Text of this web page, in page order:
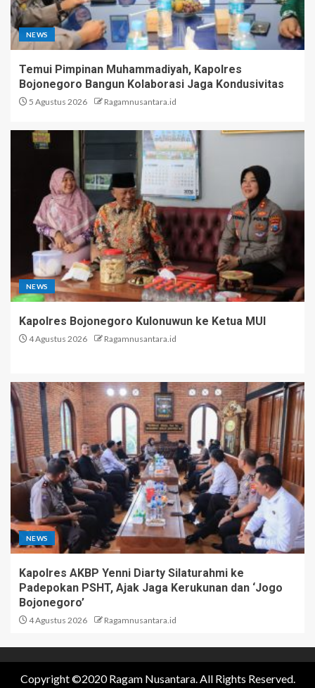
NEWS
Temui Pimpinan Muhammadiyah, Kapolres
Bojonegoro Bangun Kolaborasi Jaga Kondusivitas
5 Agustus 2026 Ragamnusantara.id
NEWS
Kapolres Bojonegoro Kulonuwun ke Ketua MUI
4 Agustus 2026 Ragamnusantara.id
NEWS
Kapolres AKBP Yenni Diarty Silaturahmi ke
Padepokan PSHT, Ajak Jaga Kerukunan dan ‘Jogo
Bojonegoro’
4 Agustus 2026 Ragamnusantara.id
Copyright ©2020 Ragam Nusantara. All Rights Reserved.